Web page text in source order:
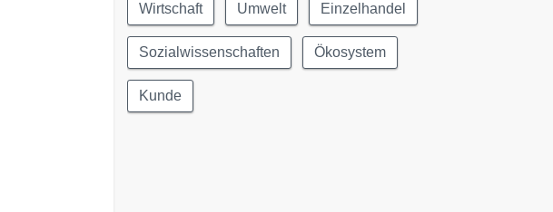
Wirtschaft Umwelt Einzelhandel
Sozialwissenschaften Ökosystem
Kunde